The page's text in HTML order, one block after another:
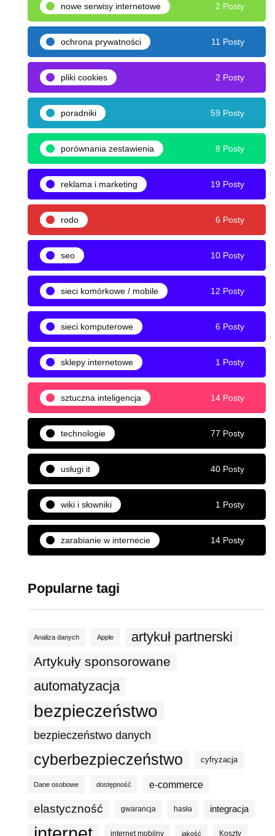
nowe serwisy internetowe 2 Posty
ochrona prywatności 11 Posty
pliki cookies 2 Posty
poradniki 59 Posty
porównania zestawienia 8 Posty
reklama i marketing 19 Posty
rodo 6 Posty
seo 10 Posty
sieci komórkowe / mobile 12 Posty
sieci komputerowe 6 Posty
sklepy internetowe 1 Posty
sztuczna inteligencja 14 Posty
technologie 77 Posty
usługi it 40 Posty
wiki i słowniki 1 Posty
zarabianie w internecie 14 Posty
Popularne tagi
Analiza danych Apple artykuł partnerski
Artykuły sponsorowane
automatyzacja
bezpieczeństwo
bezpieczeństwo danych
cyberbezpieczeństwo cyfryzacja
Dane osobowe dostępność e-commerce
elastyczność gwarancja hasła integracja
internet mobilny jakość Koszty